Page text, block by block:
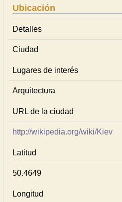
Ubicación
Detalles
Ciudad
Lugares de interés
Arquitectura
URL de la ciudad
http://wikipedia.org/wiki/Kiev
Latitud
50.4649
Longitud